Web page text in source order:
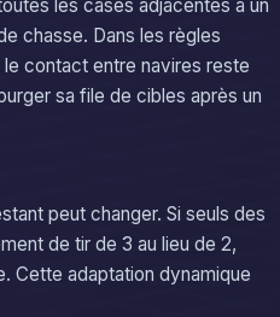
les cases adjacentes à un
chasse. Dans les règles
contact entre navires reste
sa file de cibles après un
peut changer. Si seuls des
de tir de 3 au lieu de 2,
Cette adaptation dynamique